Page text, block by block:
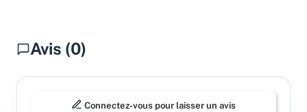
Avis (0)
Connectez-vous pour laisser un avis